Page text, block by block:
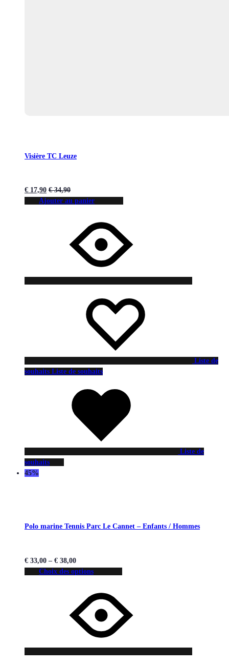
Visière TC Leuze
€ 17,90 €34,90
Ajouter au panier
Liste de
souhaits Liste de souhaits
Liste de
souhaits
45%
Polo marine Tennis Parc Le Cannet – Enfants / Hommes
€ 33,00 – € 38,00
Choix des options